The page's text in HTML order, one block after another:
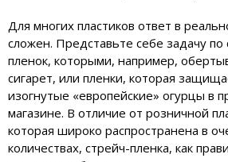
Для многих пластиков ответ в
сложен. Представьте себе задачу по
пленок, которыми, например,
сигарет, или пленки, которая
изогнутые «европейские» огурцы в
магазине. В отличие от розничной
которая широко распространена в
количествах, стрейч-пленка, как